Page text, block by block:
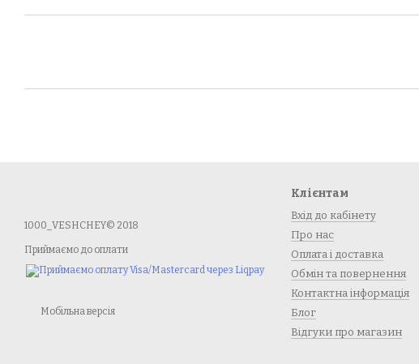
1000_VESHCHEY© 2018
Приймаємо до оплати
Мобільна версія
Клієнтам
Вхід до кабінету
Про нас
Оплата і доставка
Обмін та повернення
Контактна інформація
Блог
Відгуки про магазин